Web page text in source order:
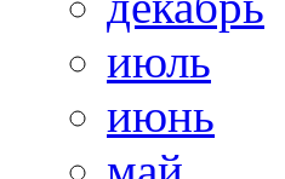
июль
июнь